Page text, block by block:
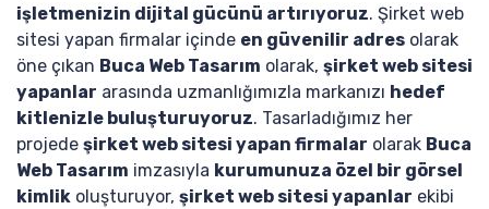
işletmenizin dijital gücünü artırıyoruz. Şirket web
sitesi yapan firmalar içinde en güvenilir adres olarak
öne çıkan Buca Web Tasarım olarak, şirket web sitesi
yapanlar arasında uzmanlığımızla markanızı hedef
kitlenizle buluşturuyoruz. Tasarladığımız her
projede şirket web sitesi yapan firmalar olarak Buca
Web Tasarım imzasıyla kurumunuza özel bir görsel
kimlik oluşturuyor, şirket web sitesi yapanlar ekibi